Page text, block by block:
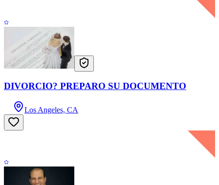
DIVORCIO? PREPARO SU DOCUMENTO
Los Angeles, CA